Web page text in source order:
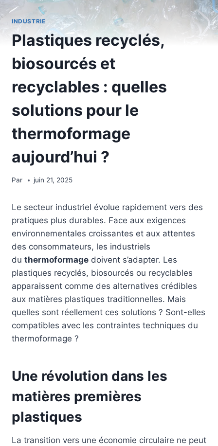
INDUSTRIE
Plastiques recyclés,
biosourcés et
recyclables : quelles
solutions pour le
thermoformage
aujourd’hui ?
Par juin 21, 2025
Le secteur industriel évolue rapidement vers des
pratiques plus durables. Face aux exigences
environnementales croissantes et aux attentes
des consommateurs, les industriels
du thermoformage doivent s’adapter. Les
plastiques recyclés, biosourcés ou recyclables
apparaissent comme des alternatives crédibles
aux matières plastiques traditionnelles. Mais
quelles sont réellement ces solutions ? Sont-elles
compatibles avec les contraintes techniques du
thermoformage ?
Une révolution dans les
matières premières
plastiques
La transition vers une économie circulaire ne peut